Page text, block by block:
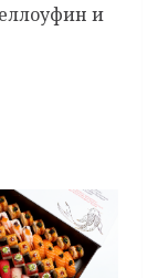
и